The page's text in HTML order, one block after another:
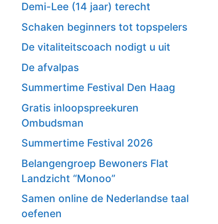
Demi-Lee (14 jaar) terecht
Schaken beginners tot topspelers
De vitaliteitscoach nodigt u uit
De afvalpas
Summertime Festival Den Haag
Gratis inloopspreekuren
Ombudsman
Summertime Festival 2026
Belangengroep Bewoners Flat
Landzicht “Monoo”
Samen online de Nederlandse taal
oefenen